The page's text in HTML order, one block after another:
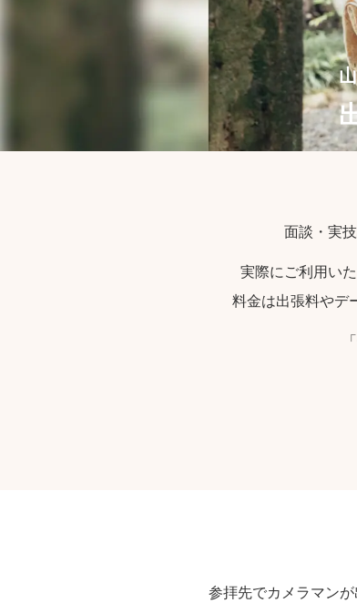
面談・実
実際にご利用い
料金は出張料やデ
参拝先でカメラマン